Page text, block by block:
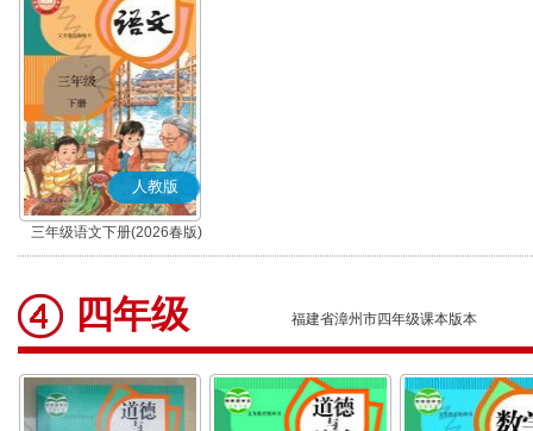
人教版
三年级语文下册(2026春版)
(部编版)
四年级 福建省漳州市四年级课本版本